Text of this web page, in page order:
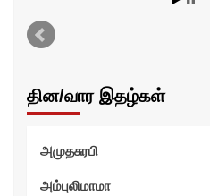
தின/வார இதழ்கள்
அமுதசுரபி
அம்புலிமாமா